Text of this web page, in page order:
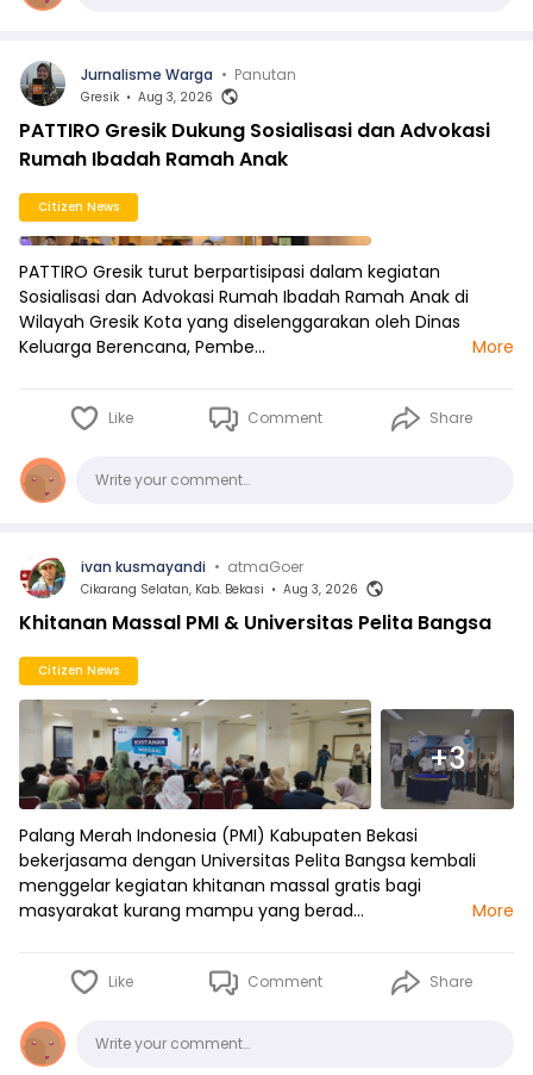
Jurnalisme Warga • Panutan
Gresik • Aug 3, 2026
PATTIRO Gresik Dukung Sosialisasi dan Advokasi
Rumah Ibadah Ramah Anak
Citizen News
PATTIRO Gresik turut berpartisipasi dalam kegiatan
Sosialisasi dan Advokasi Rumah Ibadah Ramah Anak di
Wilayah Gresik Kota yang diselenggarakan oleh Dinas
Keluarga Berencana, Pembe…
More
Like Comment Share
CommentsWrite your comment…
ivan kusmayandi • atmaGoer
Cikarang Selatan, Kab. Bekasi • Aug 3, 2026
Khitanan Massal PMI & Universitas Pelita Bangsa
Citizen News
+3
Palang Merah Indonesia (PMI) Kabupaten Bekasi
bekerjasama dengan Universitas Pelita Bangsa kembali
menggelar kegiatan khitanan massal gratis bagi
masyarakat kurang mampu yang berad…
More
Like Comment Share
CommentsWrite your comment…